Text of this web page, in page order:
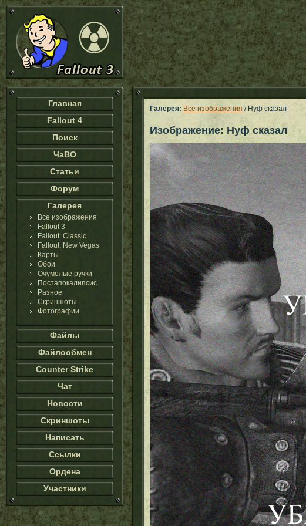
Главная
Fallout 4
Поиск
ЧаВО
Статьи
Форум
Галерея
Все изображения
Fallout 3
Fallout: Classic
Fallout: New Vegas
Карты
Обои
Очумелые ручки
Постапокалипсис
Разное
Скриншоты
Фотографии
Файлы
Файлообмен
Counter Strike
Чат
Новости
Скриншоты
Написать
Ссылки
Ордена
Участники
Галерея: Все изображения / Нуф сказал
Изображение: Нуф сказал